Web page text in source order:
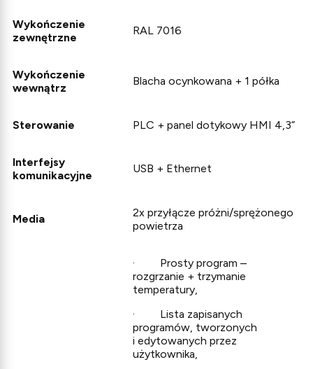
Wykończenie
zewnętrzne
RAL 7016
Wykończenie
wewnątrz
Blacha ocynkowana + 1 półka
Sterowanie PLC + panel dotykowy HMI 4,3”
Interfejsy
komunikacyjne
USB + Ethernet
Media
2x przyłącze próżni/sprężonego
powietrza
· Prosty program –
rozgrzanie + trzymanie
temperatury,
· Lista zapisanych
programów, tworzonych
i edytowanych przez
użytkownika,